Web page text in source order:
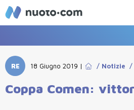
RE 18 Giugno 2019 | / Notizie /
Coppa Comen: